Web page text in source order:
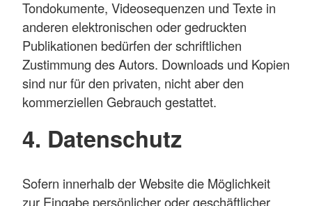
Tondokumente, Videosequenzen und Texte in
anderen elektronischen oder gedruckten
Publikationen bedürfen der schriftlichen
Zustimmung des Autors. Downloads und Kopien
sind nur für den privaten, nicht aber den
kommerziellen Gebrauch gestattet.
4. Datenschutz
Sofern innerhalb der Website die Möglichkeit
zur Eingabe persönlicher oder geschäftlicher